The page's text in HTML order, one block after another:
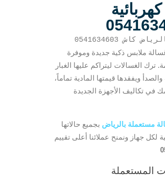
0541634603
ملابس ذكية جديدة وموفرة
الغسالات ليتراكم عليها الغبار
ويفقدها قيمتها المادية تماماً،
في تكاليف الأجهزة الجديدة
مستعملة بالرياض بجميع حالاتها
لكل جهاز ونمنح عملائنا أعلى تقييم
المستعملة